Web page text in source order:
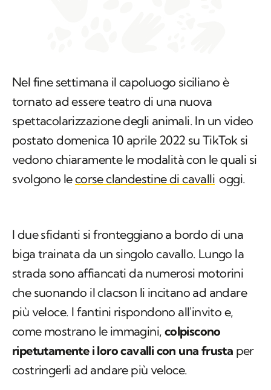
Nel fine settimana il capoluogo siciliano è
tornato ad essere teatro di una nuova
spettacolarizzazione degli animali. In un video
postato domenica 10 aprile 2022 su TikTok si
vedono chiaramente le modalità con le quali si
svolgono lecorse clandestine di cavalli oggi.
I due sfidanti si fronteggiano a bordo di una
biga trainata da un singolo cavallo. Lungo la
strada sono affiancati da numerosi motorini
che suonando il clacson li incitano ad andare
più veloce. I fantini rispondono all'invito e,
come mostrano le immagini, colpiscono
ripetutamente i loro cavalli con una frusta per
costringerli ad andare più veloce.